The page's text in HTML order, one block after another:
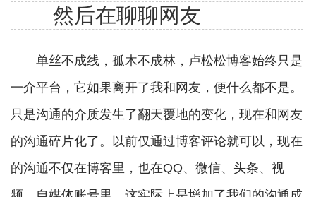
然后在聊聊网友
单丝不成线，孤木不成林，卢松松博客始终只是
一介平台，它如果离开了我和网友，便什么都不是。
只是沟通的介质发生了翻天覆地的变化，现在和网友
的沟通碎片化了。以前仅通过博客评论就可以，现在
的沟通不仅在博客里，也在QQ、微信、头条、视